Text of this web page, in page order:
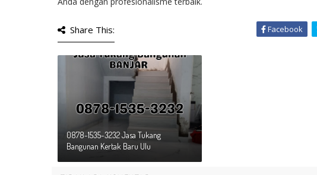
Share This: Facebook
0878-1535-3232 Jasa Tukang
Bangunan Kertak Baru Ulu